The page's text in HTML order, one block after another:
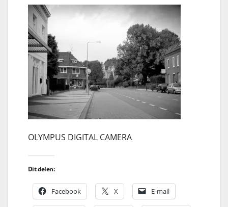
OLYMPUS DIGITAL CAMERA
Dit delen:
Facebook X E-mail